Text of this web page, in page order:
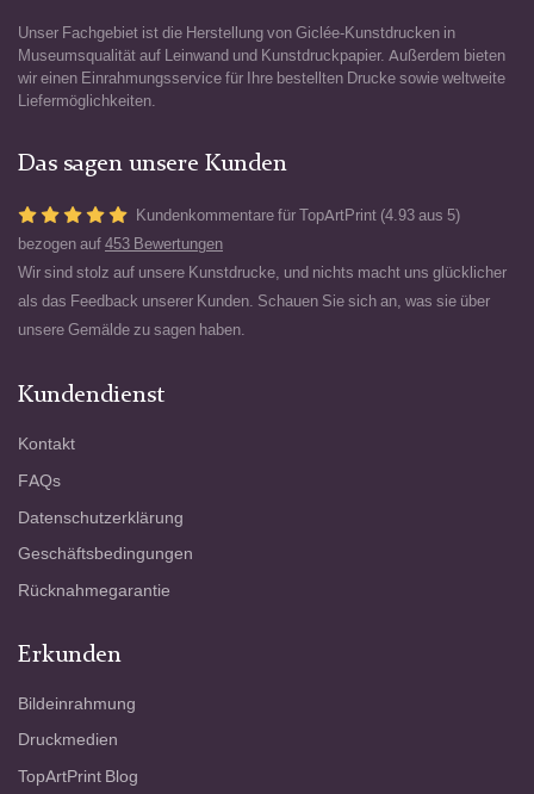
Unser Fachgebiet ist die Herstellung von Giclée-Kunstdrucken in
Museumsqualität auf Leinwand und Kunstdruckpapier. Außerdem bieten
wir einen Einrahmungsservice für Ihre bestellten Drucke sowie weltweite
Liefermöglichkeiten.
Das sagen unsere Kunden
Kundenkommentare für TopArtPrint (4.93 aus 5)
bezogen auf 453 Bewertungen
Wir sind stolz auf unsere Kunstdrucke, und nichts macht uns glücklicher
als das Feedback unserer Kunden. Schauen Sie sich an, was sie über
unsere Gemälde zu sagen haben.
Kundendienst
Kontakt
FAQs
Datenschutzerklärung
Geschäftsbedingungen
Rücknahmegarantie
Erkunden
Bildeinrahmung
Druckmedien
TopArtPrint Blog